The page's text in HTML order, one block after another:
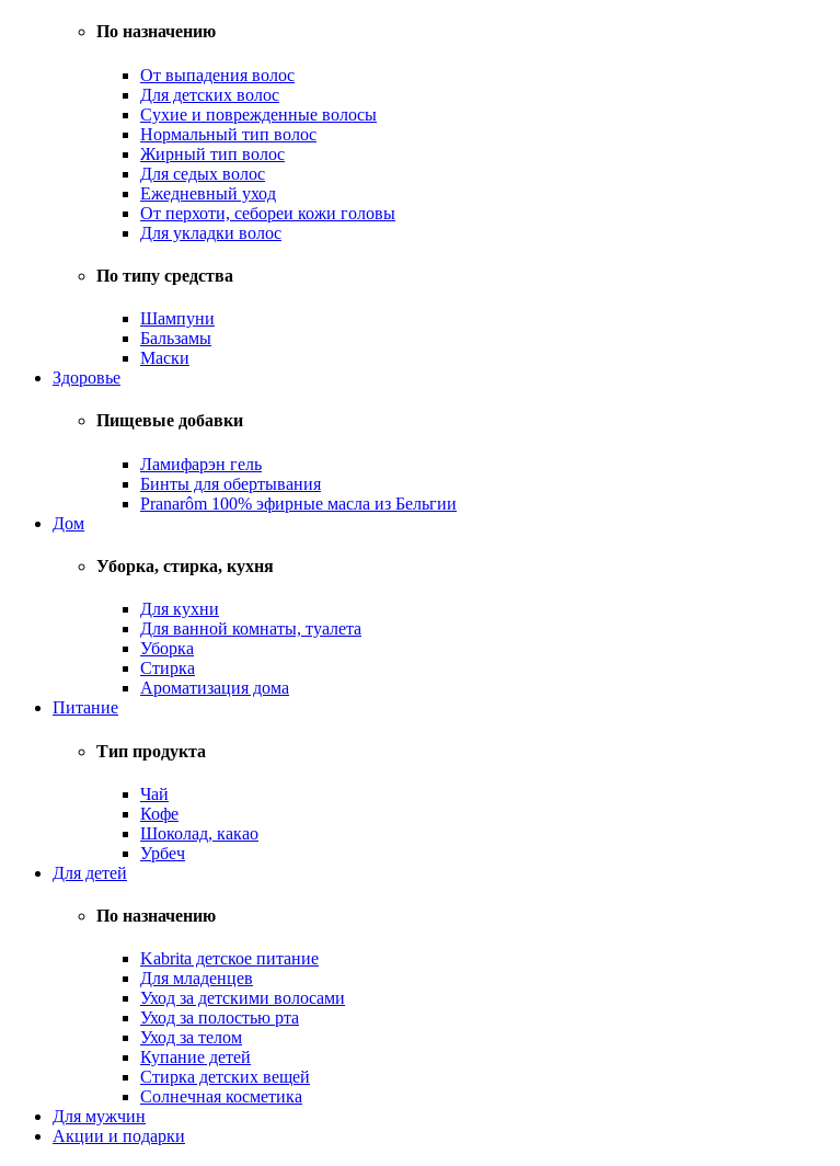
По назначению
От выпадения волос
Для детских волос
Сухие и поврежденные волосы
Нормальный тип волос
Жирный тип волос
Для седых волос
Ежедневный уход
От перхоти, себореи кожи головы
Для укладки волос
По типу средства
Шампуни
Бальзамы
Маски
Здоровье
Пищевые добавки
Ламифарэн гель
Бинты для обертывания
Pranarôm 100% эфирные масла из Бельгии
Дом
Уборка, стирка, кухня
Для кухни
Для ванной комнаты, туалета
Уборка
Стирка
Ароматизация дома
Питание
Тип продукта
Чай
Кофе
Шоколад, какао
Урбеч
Для детей
По назначению
Kabrita детское питание
Для младенцев
Уход за детскими волосами
Уход за полостью рта
Уход за телом
Купание детей
Стирка детских вещей
Солнечная косметика
Для мужчин
Акции и подарки